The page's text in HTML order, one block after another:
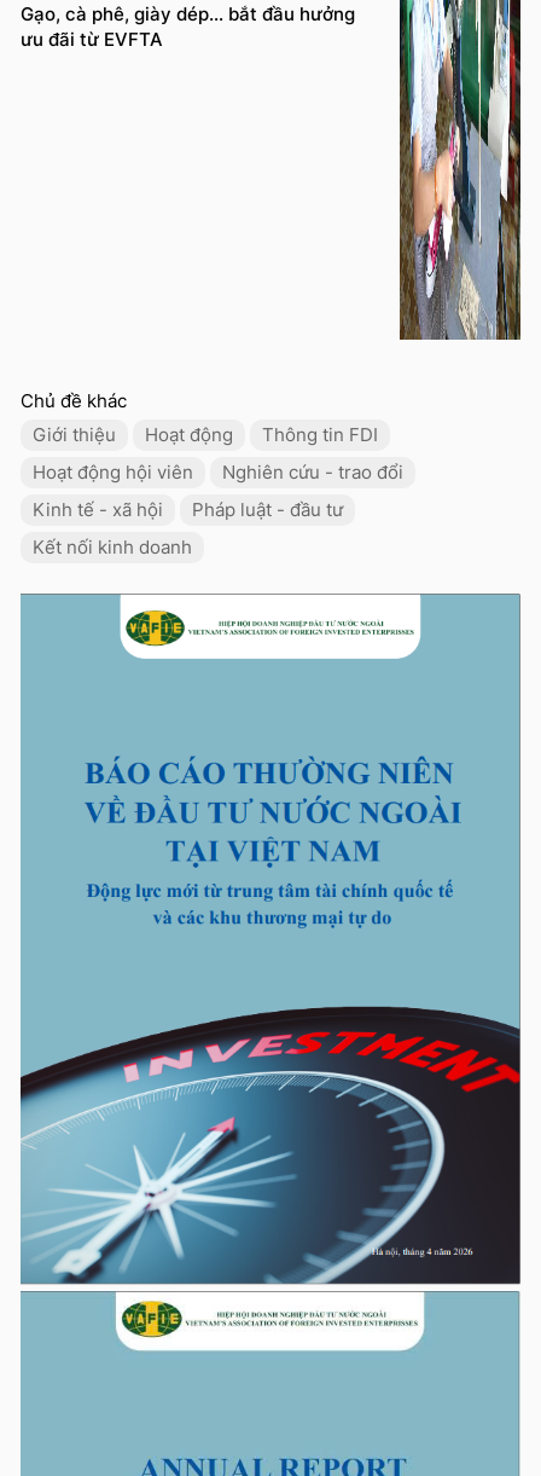
Gạo, cà phê, giày dép… bắt đầu hưởng
ưu đãi từ EVFTA
Chủ đề khác
Giới thiệu
Hoạt động
Thông tin FDI
Hoạt động hội viên
Nghiên cứu - trao đổi
Kinh tế - xã hội
Pháp luật - đầu tư
Kết nối kinh doanh